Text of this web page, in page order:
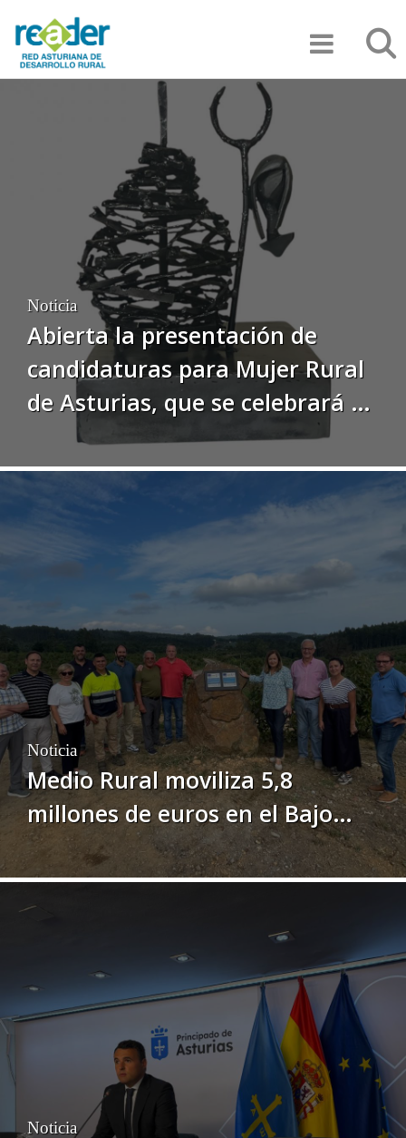
contenido
principal
Noticia
Abierta la presentación de
candidaturas para Mujer Rural
de Asturias, que se celebrará en
A Veiga/Vegadeo
Noticia
Medio Rural moviliza 5,8
millones de euros en el Bajo
Nalón a través de los fondos
Leader y FEMPA
Noticia